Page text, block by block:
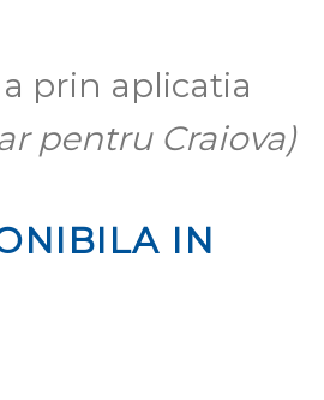
prin aplicatia
pentru Craiova)
IN